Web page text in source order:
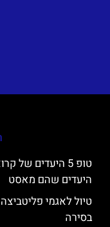
טופ 5 היעדים
היעדים שהם מאסט
טיול לאגמי
בסירה